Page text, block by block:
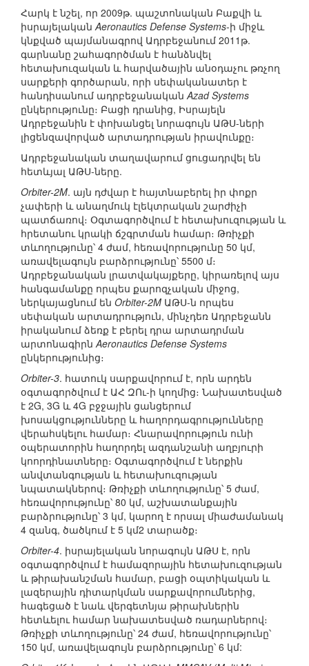
Հարկ է նշել, որ 2009թ. պաշտոնական Բաքվի և
իսրայելականAeronautics Defense Systems-ի միջև
կնքված պայմանագրով Ադրբեջանում 2011թ.
գարնանը շահագործման է հանձնվել
հետախուզական և հարվածային անօդաչու թռչող
սարքերի գործարան, որի սեփականատեր է
հանդիսանում ադրբեջանականAzad Systems
ընկերությունը։ Բացի դրանից, Իսրայելն
Ադրբեջանին է փոխանցել նորագույն ԱԹՍ-ների
լիցենզավորված արտադրության իրավունքը։
Ադրբեջանական տաղավարում ցուցադրվել են
հետևյալ ԱԹՍ-ները.
Orbiter-2M. այն դժվար է հայտնաբերել իր փոքր
չափերի և անաղմուկ էլեկտրական շարժիչի
պատճառով։ Օգտագործվում է հետախուզության և
հրետանու կրակի ճշգրտման համար։ Թռիչքի
տևողությունը՝ 4 ժամ, հեռավորությունը 50 կմ,
առավելագույն բարձրությունը՝ 5500 մ։
Ադրբեջանական լրատվակայքերը, կիրառելով այս
հանգամանքը որպես քարոզչական միջոց,
ներկայացնում են Orbiter-2M ԱԹՍ-ն որպես
սեփական արտադրություն, մինչդեռ Ադրբեջանն
իրականում ձեռք է բերել դրա արտադրման
արտոնագիրնAeronautics Defense Systems
ընկերությունից։
Orbiter-3. հատուկ սարքավորում է, որն արդեն
օգտագործվում է ԱՀ ԶՈւ-ի կողմից։ Նախատեսված
է 2G, 3G և 4G բջջային ցանցերում
խոսակցությունները և հաղորդագրությունները
վերահսկելու համար։ Հնարավորություն ունի
օպերատորին հաղորդել ազդանշանի աղբյուրի
կոորդինատները։ Օգտագործվում է ներքին
անվտանգության և հետախուզության
նպատակներով։ Թռիչքի տևողությունը՝ 5 ժամ,
հեռավորությունը՝ 80 կմ, աշխատանքային
բարձրությունը՝ 3 կմ, կարող է որսալ միաժամանակ
4 զանգ, ծածկում է 5 կմ2 տարածք։
Orbiter-4. իսրայելական նորագույն ԱԹՍ է, որն
օգտագործվում է համազորային հետախուզության
և թիրախանշման համար, բացի օպտիկական և
լազերային դիտարկման սարքավորումներից,
հագեցած է նաև վերգետնյա թիրախներին
հետևելու համար նախատեսված ռադարներով։
Թռիչքի տևողությունը՝ 24 ժամ, հեռավորությունը՝
150 կմ, առավելագույն բարձրությունը՝ 6 կմ: